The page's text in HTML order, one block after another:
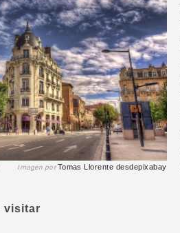
| Imagen por Tomas Llorente desdepixabay
visitar